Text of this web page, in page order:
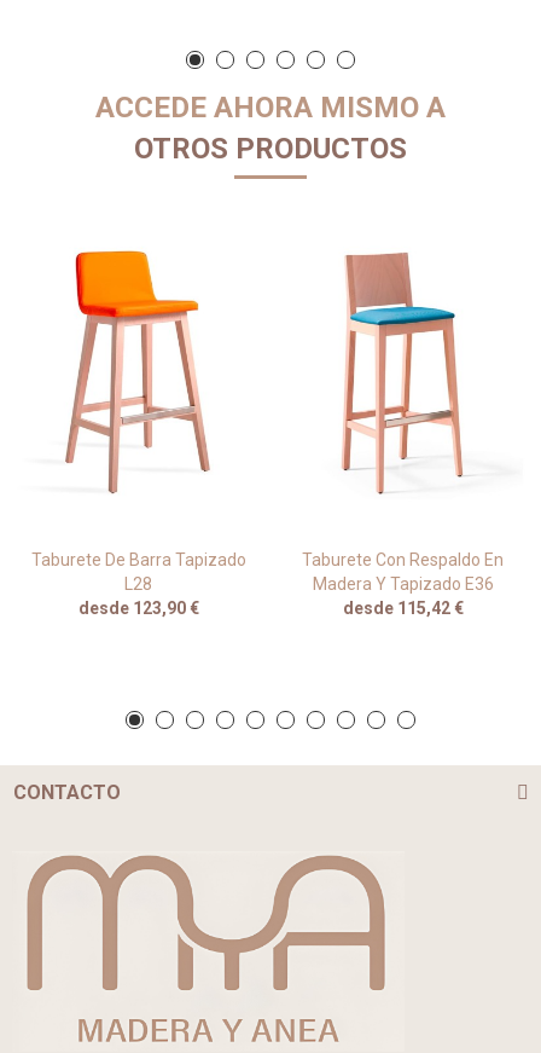
ACCEDE AHORA MISMO A
OTROS PRODUCTOS
Taburete De Barra Tapizado
L28
desde 123,90 €
Taburete Con Respaldo En
Madera Y Tapizado E36
desde 115,42 €
CONTACTO